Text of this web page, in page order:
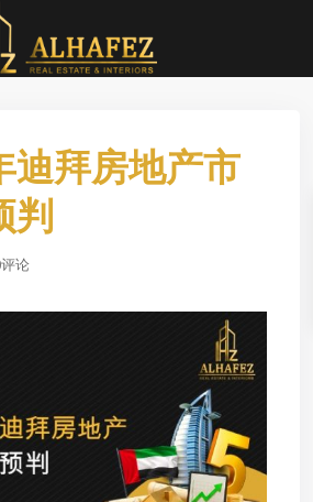
迪拜房地产市
判
论